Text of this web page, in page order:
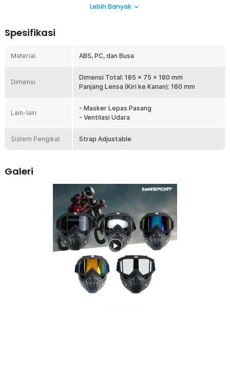
Ventilasi pada masker memungkinkan Anda bernapas tanpa
Overview
TaffSPORT BOLLFO. Dilengkapi masker lepas pasang untuk perlindungan
memberikan kenyamanan saat digunakan. Desain retro stylish cocok
untuk riding harian maupun touring santai agar tetap aman dan tampil
Fitur
Kacamata goggles ini membantu melindungi area mata dari debu,
menjaga visibilitas agar tetap lebih nyaman, terutama saat riding di
maupun perjalanan jarak menengah.
Dilengkapi Masker Pelindung Wajah
Produk ini hadir dengan masker tambahan yang membantu
memberikan perlindungan ekstra pada area hidung dan mulut saat
berkendara. Kehadiran masker membuat produk ini tidak hanya
fungsional, tetapi juga memberi tampilan retro biker yang lebih
ikonik dan stylish. Cocok untuk Anda yang ingin perlindungan
sekaligus penampilan yang lebih standout saat riding.
Desain Bongkar Pasang yang Fleksibel
Bagian masker dirancang mudah dilepas dan dipasang, sehingga
Anda bisa menyesuaikan pemakaian sesuai kebutuhan. Saat ingin
Lebih Banyak
Spesifikasi
Material ABS, PC, dan Busa
Dimensi
Dimensi Total: 185 x 75 x 180 mm
Panjang Lensa (Kiri ke Kanan): 160 mm
Lain-lain
- Masker Lepas Pasang
- Ventilasi Udara
Sistem Pengikat Strap Adjustable
Galeri